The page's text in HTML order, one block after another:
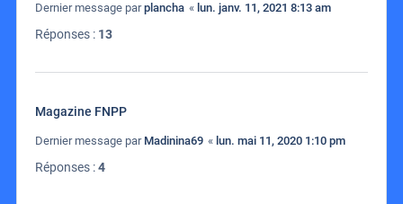
Dernier message parplancha « lun. janv. 11, 2021 8:13 am
Réponses : 13
Magazine FNPP
Dernier message par Madinina69 « lun. mai 11, 2020 1:10 pm
Réponses :4